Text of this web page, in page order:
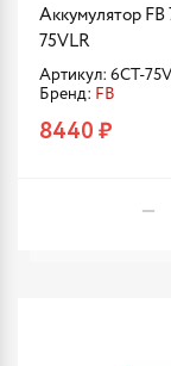
Аккумулятор
75VLR
Артикул: 6CT-
Бренд: FB
8440 ₽